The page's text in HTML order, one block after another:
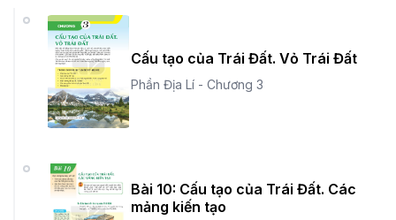
Cấu tạo của Trái Đất. Vỏ Trái Đất
Phần Địa Lí - Chương 3
Bài 10: Cấu tạo của Trái Đất. Các
mảng kiến tạo